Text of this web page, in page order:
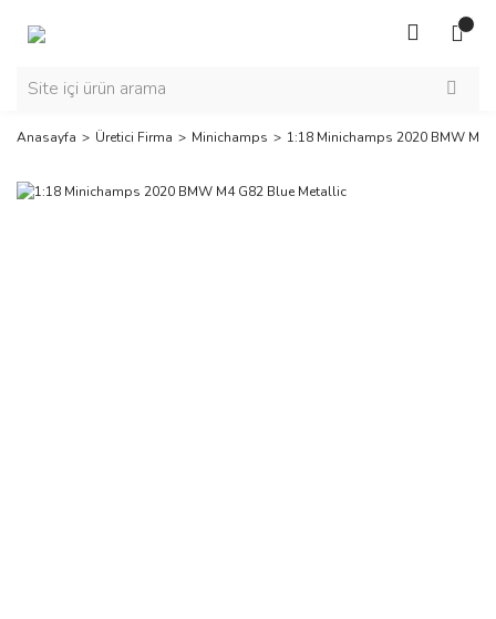
Anasayfa Üretici Firma Minichamps 1:18 Minichamps 2020 BMW M4